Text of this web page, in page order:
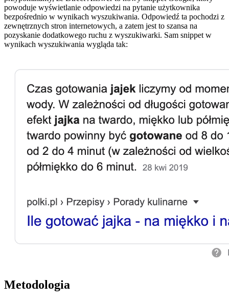
powoduje wyświetlanie odpowiedzi na pytanie użytkownika
bezpośrednio w wynikach wyszukiwania. Odpowiedź ta pochodzi z
zewnętrznych stron internetowych, a zatem jest to szansa na
pozyskanie dodatkowego ruchu z wyszukiwarki. Sam snippet w
wynikach wyszukiwania wygląda tak:
Metodologia